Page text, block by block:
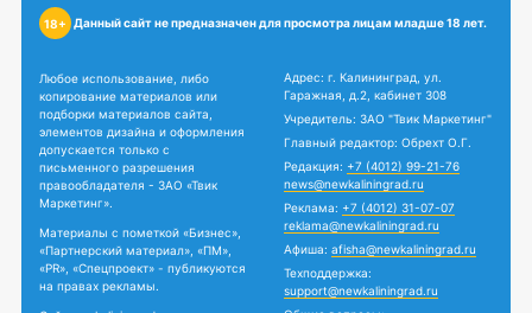
18+ Данный сайт не предназначен для просмотра лицам младше 18 лет.
Любое использование, либо
копирование материалов или
подборки материалов сайта,
элементов дизайна и оформления
допускается только с
письменного разрешения
правообладателя - ЗАО «Твик
Маркетинг».
Материалы с пометкой «Бизнес»,
«Партнерский материал», «ПМ»,
«PR», «Спецпроект» - публикуются
на правах рекламы.
Адрес: г. Калининград, ул.
Гаражная, д.2, кабинет 308
Учредитель: ЗАО "Твик Маркетинг"
Главный редактор: Обрехт О.Г.
Редакция: +7 (4012) 99-21-76
news@newkaliningrad.ru
Реклама: +7 (4012) 31-07-07
reklama@newkaliningrad.ru
Афиша: afisha@newkaliningrad.ru
Техподдержка:
support@newkaliningrad.ru